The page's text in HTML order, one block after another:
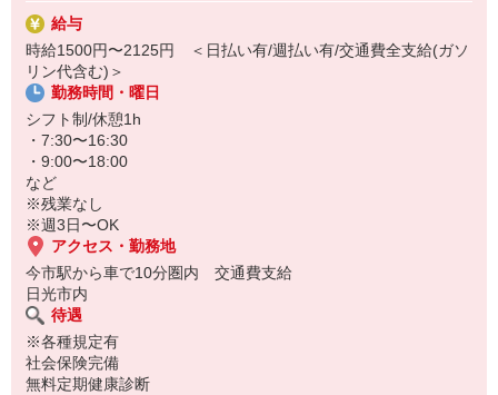
未経験でも全く問題なし。
真面目に取り組めば着実に成長し、
様々なことができるようになります！！
昨日の自分より、確実に仕事ができる自分になれる。
応募を待っています！！！
給与
時給1500円〜2125円 ＜日払い有/週払い有/交通費全支給(ガソ
リン代含む)＞
勤務時間・曜日
シフト制/休憩1h
・7:30〜16:30
・9:00〜18:00
など
※残業なし
※週3日〜OK
アクセス・勤務地
今市駅から車で10分圏内 交通費支給
日光市内
待遇
※各種規定有
社会保険完備
無料定期健康診断